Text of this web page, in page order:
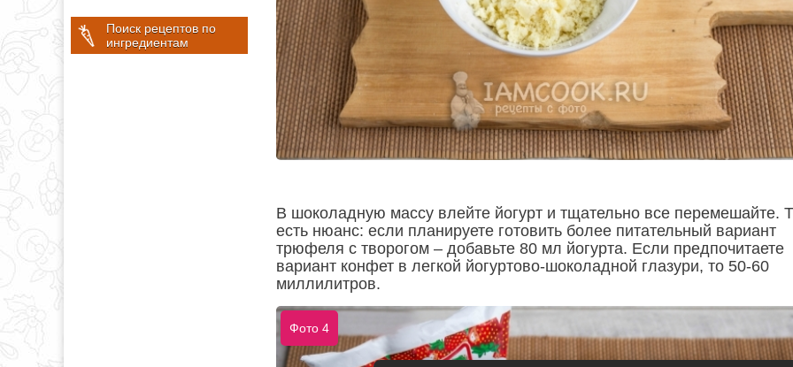
Поиск рецептов по
ингредиентам
В шоколадную массу влейте йогурт и тщательно все перемешайте.
есть нюанс: если планируете готовить более питательный вариант
трюфеля с творогом – добавьте 80 мл йогурта. Если предпочитаете
вариант конфет в легкой йогуртово-шоколадной глазури, то 50-60
миллилитров.
Фото 4